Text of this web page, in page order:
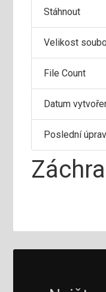
Stáhnout
Velikost
File Count
Datum
Poslední